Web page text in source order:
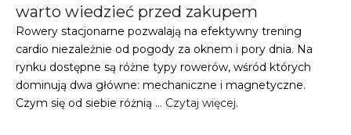
warto wiedzieć przed zakupem
Rowery stacjonarne pozwalają na efektywny trening
cardio niezależnie od pogody za oknem i pory dnia. Na
rynku dostępne są różne typy rowerów, wśród których
dominują dwa główne: mechaniczne i magnetyczne.
Czym się od siebie różnią … Czytaj więcej.